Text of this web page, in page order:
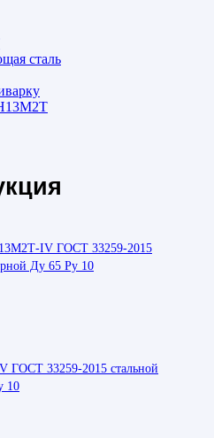
сталь
IV ГОСТ 33259-2015
Ду 65 Ру 10
ГОСТ 33259-2015 стальной
10